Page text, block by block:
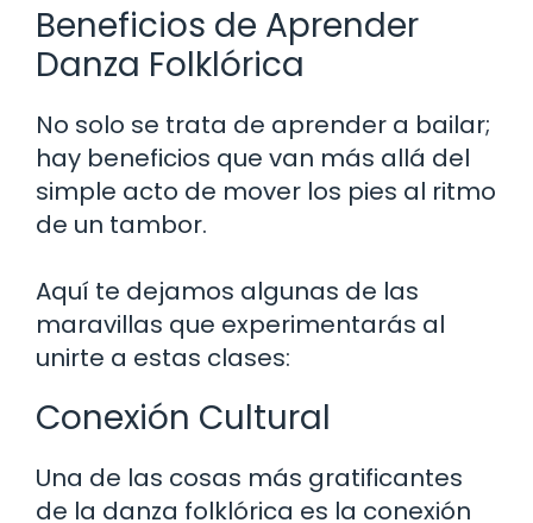
Beneficios de Aprender
Danza Folklórica
No solo se trata de aprender a bailar;
hay beneficios que van más allá del
simple acto de mover los pies al ritmo
de un tambor.
Aquí te dejamos algunas de las
maravillas que experimentarás al
unirte a estas clases:
Conexión Cultural
Una de las cosas más gratificantes
de la danza folklórica es la conexión